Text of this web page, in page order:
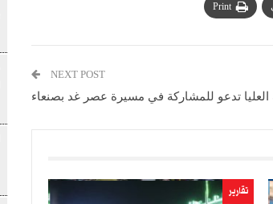
Print
NEXT POST
العليا تدعو للمشاركة في مسيرة عصر غد بصنعاء
تقارير